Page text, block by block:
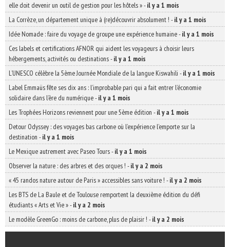
elle doit devenir un outil de gestion pour les hôtels »-il y a 1 mois
La Corrèze, un département unique à (re)découvrir absolument ! -il y a 1 mois
Idée Nomade : faire du voyage de groupe une expérience humaine-il y a 1 mois
Ces labels et certifications AFNOR qui aident les voyageurs à choisir leurs
hébergements, activités ou destinations-il y a 1 mois
L’UNESCO célèbre la 5ème Journée Mondiale de la langue Kiswahili -il y a 1 mois
Label Emmaüs fête ses dix ans : l’improbable pari qui a fait entrer l’économie
solidaire dans l’ère du numérique-il y a 1 mois
Les Trophées Horizons reviennent pour une 5ème édition -il y a 1 mois
Detour Odyssey : des voyages bas carbone où l’expérience l’emporte sur la
destination -il y a 1 mois
Le Mexique autrement avec Paseo Tours-il y a 1 mois
Observer la nature : des arbres et des orques ! -il y a 2 mois
« 45 randos nature autour de Paris » accessibles sans voiture ! -il y a 2 mois
Les BTS de La Baule et de Toulouse remportent la deuxième édition du défi
étudiants « Arts et Vie »-il y a 2 mois
Le modèle GreenGo : moins de carbone, plus de plaisir ! -il y a 2 mois